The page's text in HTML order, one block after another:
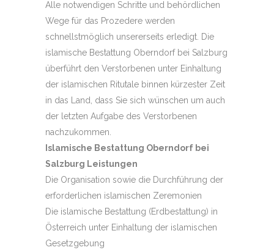
Alle notwendigen Schritte und behördlichen
Wege für das Prozedere werden
schnellstmöglich unsererseits erledigt. Die
islamische Bestattung Oberndorf bei Salzburg
überführt den Verstorbenen unter Einhaltung
der islamischen Ritutale binnen kürzester Zeit
in das Land, dass Sie sich wünschen um auch
der letzten Aufgabe des Verstorbenen
nachzukommen.
Islamische Bestattung Oberndorf bei
Salzburg Leistungen
Die Organisation sowie die Durchführung der
erforderlichen islamischen Zeremonien
Die islamische Bestattung (Erdbestattung) in
Österreich unter Einhaltung der islamischen
Gesetzgebung